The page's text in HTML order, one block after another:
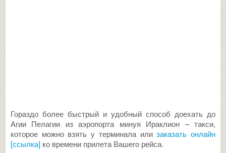
Гораздо более быстрый и удобный способ доехать до
Агии Пелагии из аэропорта минуя Ираклион – такси,
которое можно взять у терминала илизаказать онлайн
[ссылка] ко времени прилета Вашего рейса.